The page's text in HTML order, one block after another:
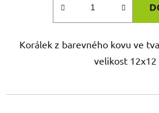
Korálek z barevného kovu ve
velikost 12x12